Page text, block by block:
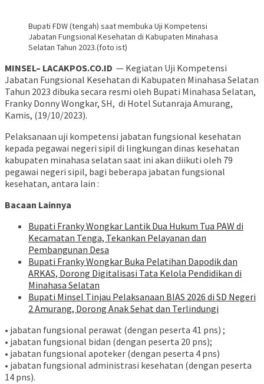
Bupati FDW (tengah) saat membuka Uji Kompetensi
Jabatan Fungsional Kesehatan di Kabupaten Minahasa
Selatan Tahun 2023.(foto ist)
MINSEL– LACAKPOS.CO.ID — Kegiatan Uji Kompetensi
Jabatan Fungsional Kesehatan di Kabupaten Minahasa Selatan
Tahun 2023 dibuka secara resmi oleh Bupati Minahasa Selatan,
Franky Donny Wongkar, SH, di Hotel Sutanraja Amurang,
Kamis, (19/10/2023).
Pelaksanaan uji kompetensi jabatan fungsional kesehatan
kepada pegawai negeri sipil di lingkungan dinas kesehatan
kabupaten minahasa selatan saat ini akan diikuti oleh 79
pegawai negeri sipil, bagi beberapa jabatan fungsional
kesehatan, antara lain :
Bacaan Lainnya
Bupati Franky Wongkar Lantik Dua Hukum Tua PAW di
Kecamatan Tenga, Tekankan Pelayanan dan
Pembangunan Desa
Bupati Franky Wongkar Buka Pelatihan Dapodik dan
ARKAS, Dorong Digitalisasi Tata Kelola Pendidikan di
Minahasa Selatan
Bupati Minsel Tinjau Pelaksanaan BIAS 2026 di SD Negeri
2 Amurang, Dorong Anak Sehat dan Terlindungi
• jabatan fungsional perawat (dengan peserta 41 pns) ;
• jabatan fungsional bidan (dengan peserta 20 pns);
• jabatan fungsional apoteker (dengan peserta 4 pns)
• jabatan fungsional administrasi kesehatan (dengan peserta
14 pns).